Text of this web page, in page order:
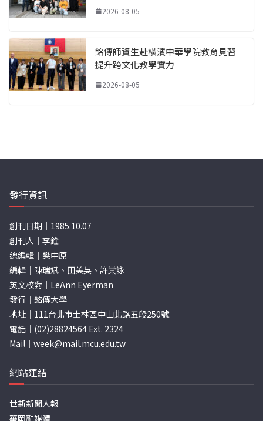
2026-08-05
銘傳師資生赴橫濱中華學院教育見習
提升跨文化教學實力
2026-08-05
發行資訊
創刊日期｜1985.10.07
創刊人｜李銓
總編輯｜樊中原
編輯｜陳瑞斌、田美英、許棠詠
英文校對｜LeAnn Eyerman
發行｜銘傳大學
地址｜111台北市士林區中山北路五段250號
電話｜(02)28824564 Ext. 2324
Mail｜ week@mail.mcu.edu.tw
網站連結
世新新聞人報
華岡融媒體